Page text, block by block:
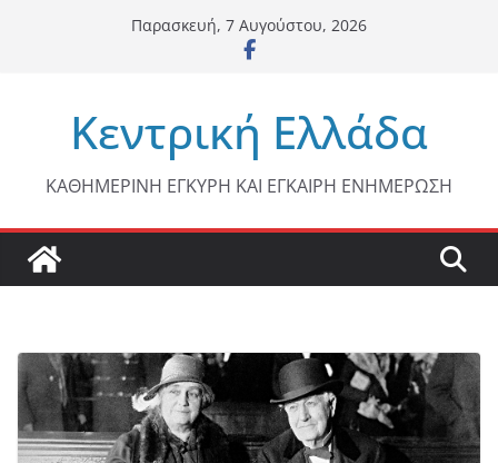
Παρασκευή, 7 Αυγούστου, 2026
Κεντρική Ελλάδα
ΚΑΘΗΜΕΡΙΝΗ ΕΓΚΥΡΗ ΚΑΙ ΕΓΚΑΙΡΗ ΕΝΗΜΕΡΩΣΗ